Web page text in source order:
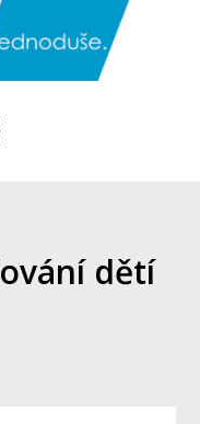
dětí